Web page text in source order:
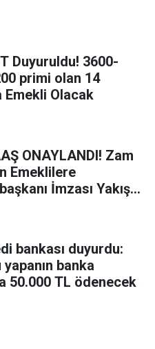
Duyuruldu! 3600-
primi olan 14
Emekli Olacak
ONAYLANDI! Zam
Emeklilere
İmzası Yakıştı!
bankası duyurdu:
banka
50.000 TL ödenecek